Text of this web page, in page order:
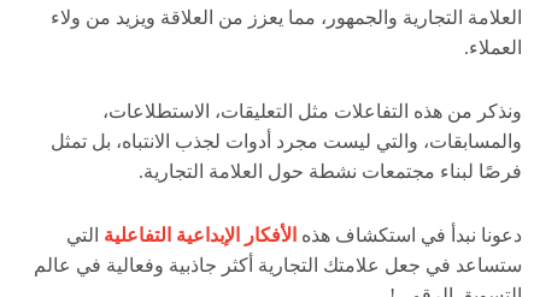
العلامة التجارية والجمهور، مما يعزز من العلاقة ويزيد من ولاء
العملاء.
ونذكر من هذه التفاعلات مثل التعليقات، الاستطلاعات،
والمسابقات، والتي ليست مجرد أدوات لجذب الانتباه، بل تمثل
فرصًا لبناء مجتمعات نشطة حول العلامة التجارية.
دعونا نبدأ في استكشاف هذه الأفكار الإبداعية التفاعلية التي
ستساعد في جعل علامتك التجارية أكثر جاذبية وفعالية في عالم